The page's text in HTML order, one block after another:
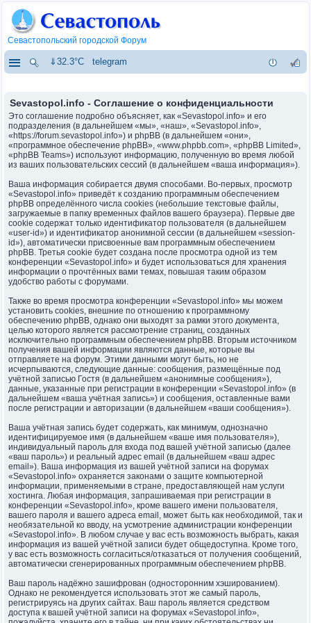
Севастопольский городской Форум
⇓32.3°C telegram
Sevastopol.info - Соглашение о конфиденциальности
Это соглашение подробно объясняет, как «Sevastopol.info» и его
подразделения (в дальнейшем «мы», «наш», «Sevastopol.info»,
«https://forum.sevastopol.info») и phpBB (в дальнейшем «они»,
«программное обеспечение phpBB», «www.phpbb.com», «phpBB Limited»,
«phpBB Teams») используют информацию, полученную во время любой
из ваших пользовательских сессий (в дальнейшем «ваша информация»).
Ваша информация собирается двумя способами. Во-первых, просмотр
«Sevastopol.info» приведёт к созданию программным обеспечением
phpBB определённого числа cookies (небольшие текстовые файлы,
загружаемые в папку временных файлов вашего браузера). Первые две
cookie содержат только идентификатор пользователя (в дальнейшем
«user-id») и идентификатор анонимной сессии (в дальнейшем «session-
id»), автоматически присвоенные вам программным обеспечением
phpBB. Третья cookie будет создана после просмотра одной из тем
конференции «Sevastopol.info» и будет использоваться для хранения
информации о прочтённых вами темах, повышая таким образом
удобство работы с форумами.
Также во время просмотра конференции «Sevastopol.info» мы можем
установить cookies, внешние по отношению к программному
обеспечению phpBB, однако они выходят за рамки этого документа,
целью которого является рассмотрение страниц, созданных
исключительно программным обеспечением phpBB. Вторым источником
получения вашей информации являются данные, которые вы
отправляете на форум. Этими данными могут быть, но не
исчерпываются, следующие данные: сообщения, размещённые под
учётной записью Гостя (в дальнейшем «анонимные сообщения»),
данные, указанные при регистрации в конференции «Sevastopol.info» (в
дальнейшем «ваша учётная запись») и сообщения, оставленные вами
после регистрации и авторизации (в дальнейшем «ваши сообщения»).
Ваша учётная запись будет содержать, как минимум, однозначно
идентифицируемое имя (в дальнейшем «ваше имя пользователя»),
индивидуальный пароль для входа под вашей учётной записью (далее
«ваш пароль») и реальный адрес email (в дальнейшем «ваш адрес
email»). Ваша информация из вашей учётной записи на форумах
«Sevastopol.info» охраняется законами о защите компьютерной
информации, применяемыми в стране, предоставляющей нам услуги
хостинга. Любая информация, запрашиваемая при регистрации в
конференции «Sevastopol.info», кроме вашего имени пользователя,
вашего пароля и вашего адреса email, может быть как необходимой, так и
необязательной ко вводу, на усмотрение администрации конференции
«Sevastopol.info». В любом случае у вас есть возможность выбрать, какая
информация из вашей учётной записи будет общедоступна. Кроме того,
у вас есть возможность согласиться/отказаться от получения сообщений,
автоматически сгенерированных программным обеспечением phpBB.
Ваш пароль надёжно зашифрован (односторонним хэшированием).
Однако не рекомендуется использовать этот же самый пароль,
регистрируясь на других сайтах. Ваш пароль является средством
доступа к вашей учётной записи на форумах «Sevastopol.info»,